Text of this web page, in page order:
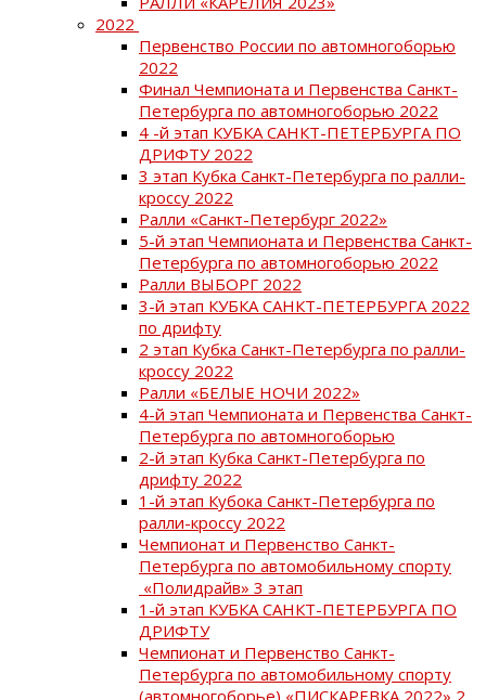
2022
Первенство России по автомногоборью
2022
Финал Чемпионата и Первенства Санкт-
Петербурга по автомногоборью 2022
4 -й этап КУБКА САНКТ-ПЕТЕРБУРГА ПО
ДРИФТУ 2022
3 этап Кубка Санкт-Петербурга по ралли-
кроссу 2022
Ралли «Санкт-Петербург 2022»
5-й этап Чемпионата и Первенства Санкт-
Петербурга по автомногоборью 2022
Ралли ВЫБОРГ 2022
3-й этап КУБКА САНКТ-ПЕТЕРБУРГА 2022
по дрифту
2 этап Кубка Санкт-Петербурга по ралли-
кроссу 2022
Ралли «БЕЛЫЕ НОЧИ 2022»
4-й этап Чемпионата и Первенства Санкт-
Петербурга по автомногоборью
2-й этап Кубка Санкт-Петербурга по
дрифту 2022
1-й этап Кубока Санкт-Петербурга по
ралли-кроссу 2022
Чемпионат и Первенство Санкт-
Петербурга по автомобильному спорту
«Полидрайв» 3 этап
1-й этап КУБКА САНКТ-ПЕТЕРБУРГА ПО
ДРИФТУ
Чемпионат и Первенство Санкт-
Петербурга по автомобильному спорту
(автомногоборье) «ПИСКАРЕВКА 2022» 2